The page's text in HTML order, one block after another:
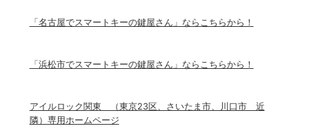
「名古屋でスマートキーの鍵屋さん」ならこちらから！
「浜松市でスマートキーの鍵屋さん」ならこちらから！
アイルロック関東 （東京23区、さいたま市、川口市 近
隣）専用ホームページ